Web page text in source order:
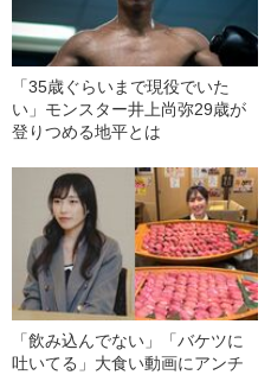
「35歳ぐらいまで現役でいた
い」モンスター井上尚弥29歳が
登りつめる地平とは
「飲み込んでない」「バケツに
吐いてる」大食い動画にアンチ